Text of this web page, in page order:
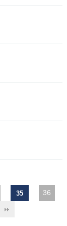
35
36